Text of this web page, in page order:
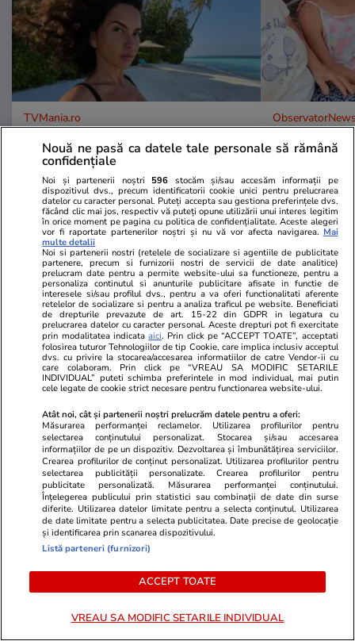
TVMania.ro
spectaculoase poze cu vedetele
noastre în costum de baie [FOTO]
găsită
ascundea
casă
PARTENERI
GSP.ro
Florin Prunea, dizgrațios pe
stadion, ca delegat UEFA: „Vă
arăt ceva frumos. E ce trebuie,
fratello?”
GSP.ro
Laszlo
în cazul lui
curios că
Nouă ne pasă ca datele tale personale să rămână
confidențiale
Noi și partenerii noștri 596 stocăm și/sau accesăm informații pe
dispozitivul dvs., precum identificatorii cookie unici pentru prelucrarea
datelor cu caracter personal. Puteți accepta sau gestiona preferințele dvs.
făcând clic mai jos, respectiv vă puteți opune utilizării unui interes legitim
în orice moment pe pagina cu politica de confidențialitate. Aceste alegeri
vor fi raportate partenerilor noștri și nu vă vor afecta navigarea. Mai
multe detalii
Noi si partenerii nostri (retelele de socializare si agentiile de publicitate
partenere, precum si furnizorii nostri de servicii de date analitice)
prelucram date pentru a permite website-ului sa functioneze, pentru a
personaliza continutul si anunturile publicitare afisate in functie de
interesele si/sau profilul dvs., pentru a va oferi functionalitati aferente
retelelor de socializare si pentru a analiza traficul pe website. Beneficiati
de drepturile prevazute de art. 15-22 din GDPR in legatura cu
prelucrarea datelor cu caracter personal. Aceste drepturi pot fi exercitate
prin modalitatea indicataaici. Prin click pe “ACCEPT TOATE”, acceptati
folosirea tuturor Tehnologiilor de tip Cookie, care implica inclusiv acceptul
dvs. cu privire la stocarea/accesarea informatiilor de catre Vendor-ii cu
care colaboram. Prin click pe “VREAU SA MODIFIC SETARILE
INDIVIDUAL” puteti schimba preferintele in mod individual, mai putin
cele legate de cookie strict necesare pentru functionarea website-ului.
Atât noi, cât și partenerii noștri prelucrăm datele pentru a oferi:
Măsurarea performanței reclamelor. Utilizarea profilurilor pentru
selectarea conținutului personalizat. Stocarea și/sau accesarea
informațiilor de pe un dispozitiv. Dezvoltarea și îmbunătățirea serviciilor.
Crearea profilurilor de conținut personalizat. Utilizarea profilurilor pentru
selectarea publicității personalizate. Crearea profilurilor pentru
publicitate personalizată. Măsurarea performanței conținutului.
Înțelegerea publicului prin statistici sau combinații de date din surse
diferite. Utilizarea datelor limitate pentru a selecta conținutul. Utilizarea
de date limitate pentru a selecta publicitatea. Date precise de geolocație
și identificarea prin scanarea dispozitivului.
Listă parteneri (furnizori)
ACCEPT TOATE
VREAU SA MODIFIC SETARILE INDIVIDUAL